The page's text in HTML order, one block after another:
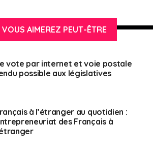
au Royaume-Uni
VOUS AIMEREZ PEUT-ÊTRE
vote par internet et voie postale
possible aux législatives
à l’étranger au quotidien :
des Français à